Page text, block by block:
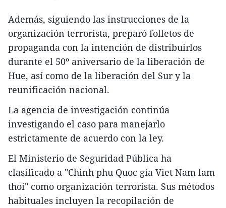
Además, siguiendo las instrucciones de la
organización terrorista, preparó folletos de
propaganda con la intención de distribuirlos
durante el 50º aniversario de la liberación de
Hue, así como de la liberación del Sur y la
reunificación nacional.
La agencia de investigación continúa
investigando el caso para manejarlo
estrictamente de acuerdo con la ley.
El Ministerio de Seguridad Pública ha
clasificado a "Chinh phu Quoc gia Viet Nam lam
thoi" como organización terrorista. Sus métodos
habituales incluyen la recopilación de